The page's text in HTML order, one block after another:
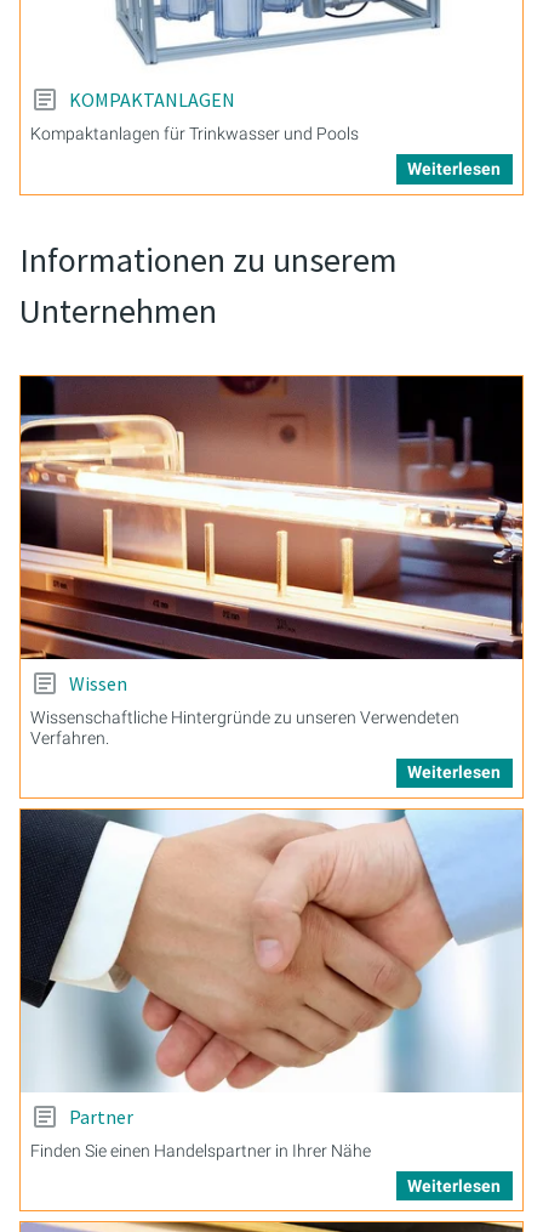
KOMPAKTANLAGEN
Kompaktanlagen für Trinkwasser und Pools
Weiterlesen
Informationen zu unserem
Unternehmen
Wissen
Wissenschaftliche Hintergründe zu unseren Verwendeten
Verfahren.
Weiterlesen
Partner
Finden Sie einen Handelspartner in Ihrer Nähe
Weiterlesen